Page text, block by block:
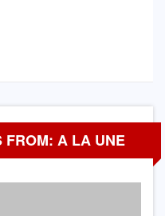
FROM: A LA UNE